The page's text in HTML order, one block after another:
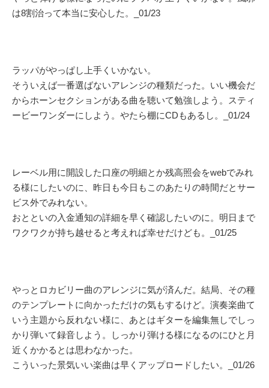
は8割治って本当に安心した。_01/23
ラッパがやっぱし上手くいかない。
そういえば一番選ばないアレンジの種類だった。いい機会だ
からホーンセクションがある曲を聴いて勉強しよう。スティ
ービーワンダーにしよう。やたら棚にCDもあるし。_01/24
レーベル用に開設した口座の明細とか残高照会をwebでみれ
る様にしたいのに、昨日も今日もこのあたりの時間だとサー
ビス外でみれない。
おとといの入金通知の詳細を早く確認したいのに。明日まで
ワクワクが持ち越せると考えれば幸せだけども。_01/25
やっとロカビリー曲のアレンジに気が済んだ。結局、その種
のテンプレートに向かっただけの気もするけど。演奏楽曲て
いう主題から反れない様に、あとはギターを編集無しでしっ
かり弾いて録音しよう。しっかり弾ける様になるのにひと月
近くかかるとは思わなかった。
こういった景気いい楽曲は早くアップロードしたい。_01/26